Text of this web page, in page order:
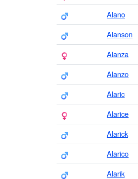
Alano
Alanson
Alanza
Alanzo
Alaric
Alarice
Alarick
Alarico
Alarik